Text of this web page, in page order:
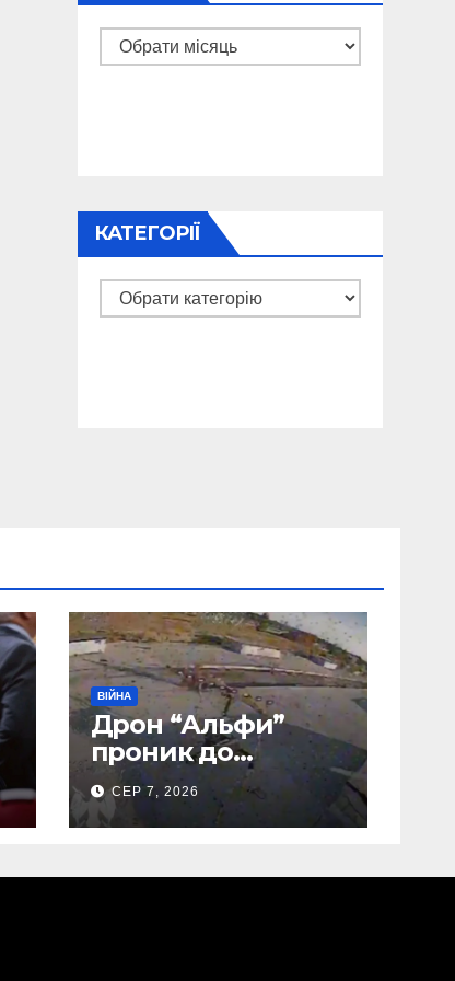
Архіви
КАТЕГОРІЇ
Категорії
ВІЙНА
Дрон “Альфи”
проник до
Донецького
аеропорту та
спалив “Шахед”
СЕР 7, 2026